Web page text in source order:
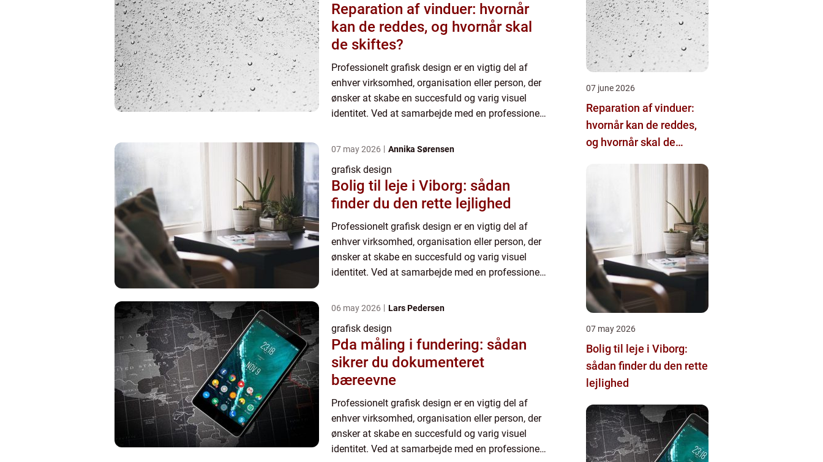
Reparation af vinduer: hvornår
kan de reddes, og hvornår skal
de skiftes?
Professionelt grafisk design er en vigtig del af
enhver virksomhed, organisation eller person, der
ønsker at skabe en succesfuld og varig visuel
identitet. Ved at samarbejde med en professionel
kommunika...
07 may 2026 Annika Sørensen
grafisk design
Bolig til leje i Viborg: sådan
finder du den rette lejlighed
Professionelt grafisk design er en vigtig del af
enhver virksomhed, organisation eller person, der
ønsker at skabe en succesfuld og varig visuel
identitet. Ved at samarbejde med en professionel
kommunika...
06 may 2026 Lars Pedersen
grafisk design
Pda måling i fundering: sådan
sikrer du dokumenteret
bæreevne
Professionelt grafisk design er en vigtig del af
enhver virksomhed, organisation eller person, der
ønsker at skabe en succesfuld og varig visuel
identitet. Ved at samarbejde med en professionel
07 june 2026
Reparation af vinduer:
hvornår kan de reddes,
og hvornår skal de
07 may 2026
Bolig til leje i Viborg:
sådan finder du den rette
lejlighed